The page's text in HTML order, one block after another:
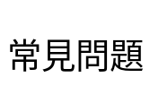
常見問題